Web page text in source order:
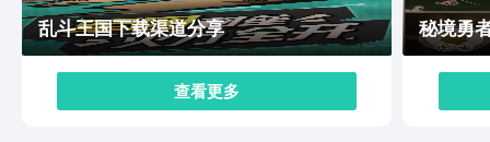
乱斗王国下载渠道分享
查看更多
秘境勇